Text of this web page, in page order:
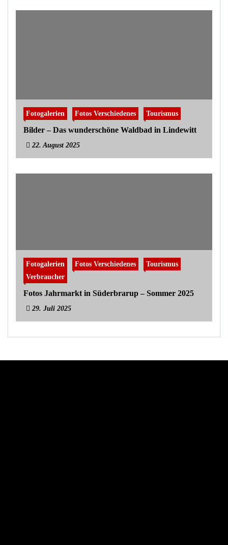
Fotogalerien Fotos Verschiedenes Tourismus
Bilder – Das wunderschöne Waldbad in Lindewitt
22. August 2025
Fotogalerien Fotos Verschiedenes
Tourismus
Verbraucher
Fotos Jahrmarkt in Süderbrarup – Sommer 2025
29. Juli 2025